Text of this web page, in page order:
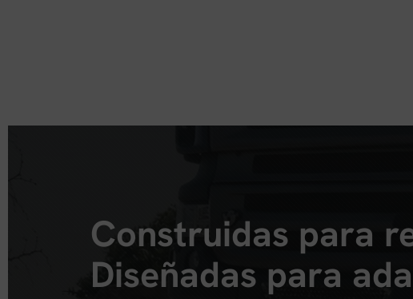
Construidas para
Diseñadas para